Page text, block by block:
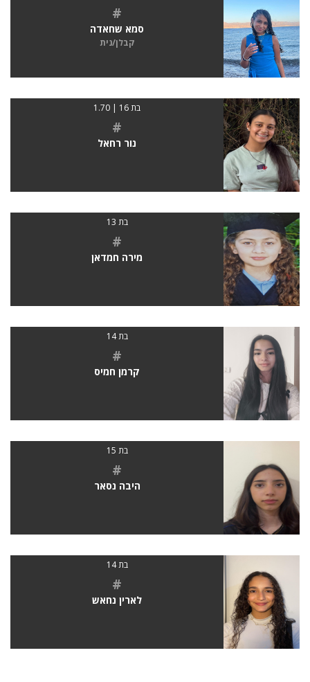
#
סמא שחאדה
קבלן/נית
בת 16 | 1.70
#
נור רחאל
בת 13
#
מירה חמדאן
בת 14
#
קרמן חמיס
בת 15
#
היבה נסאר
בת 14
#
לארין נחאש